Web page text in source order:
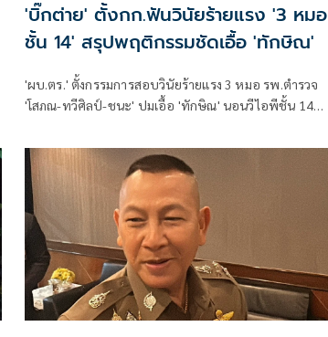
'บิ๊กต่าย' ตั้งกก.ฟันวินัยร้ายแรง '3 หมอ
ชั้น 14' สรุปพฤติกรรมชัดเอื้อ 'ทักษิณ'
'ผบ.ตร.' ตั้งกรรมการสอบวินัยร้ายแรง 3 หมอ รพ.ตำรวจ
'โสภณ-ทวีศิลป์-ชนะ' ปมเอื้อ 'ทักษิณ' นอนวีไอพีชั้น 14